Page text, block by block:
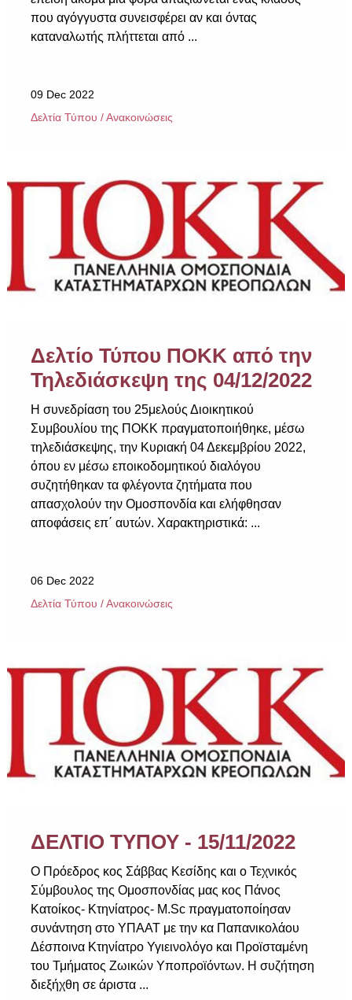
που αγόγγυστα συνεισφέρει αν και όντας
καταναλωτής πλήττεται από ...
09 Dec 2022
Δελτία Τύπου / Ανακοινώσεις
Δελτίο Τύπου ΠΟΚΚ από την
Τηλεδιάσκεψη της 04/12/2022
Η συνεδρίαση του 25μελούς Διοικητικού
Συμβουλίου της ΠΟΚΚ πραγματοποιήθηκε, μέσω
τηλεδιάσκεψης, την Κυριακή 04 Δεκεμβρίου 2022,
όπου εν μέσω εποικοδομητικού διαλόγου
συζητήθηκαν τα φλέγοντα ζητήματα που
απασχολούν την Ομοσπονδία και ελήφθησαν
αποφάσεις επ΄ αυτών. Χαρακτηριστικά: ...
06 Dec 2022
Δελτία Τύπου / Ανακοινώσεις
ΔΕΛΤΙΟ ΤΥΠΟΥ - 15/11/2022
Ο Πρόεδρος κος Σάββας Κεσίδης και ο Τεχνικός
Σύμβουλος της Ομοσπονδίας μας κος Πάνος
Κατοίκος- Κτηνίατρος- M.Sc πραγματοποίησαν
συνάντηση στο ΥΠΑΑΤ με την κα Παπανικολάου
Δέσποινα Κτηνίατρο Υγιεινολόγο και Προϊσταμένη
του Τμήματος Ζωικών Υποπροϊόντων. Η συζήτηση
διεξήχθη σε άριστα ...